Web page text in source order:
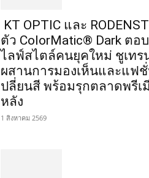
KT OPTIC และ
ตัว ColorMatic® Dark ตอ
ไลฟ์สไตล์คนยุคใหม่ ชูเทร
ผสานการมองเห็นและแฟ
ปลี่ยนสี พร้อมรุกตลาดพรีเ
หลัง
1 สิงหาคม 2569